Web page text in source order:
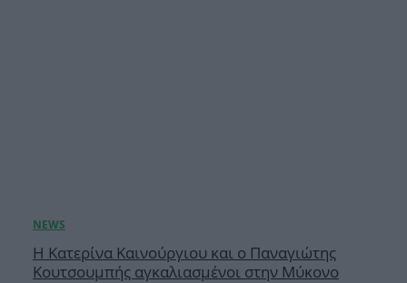
Η Κατερίνα Καινούργιου και ο Παναγιώτης
Κουτσουμπής αγκαλιασμένοι στην Μύκονο